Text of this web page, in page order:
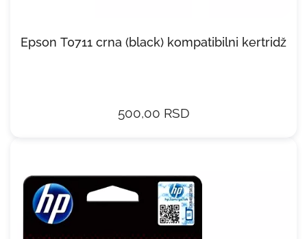
Epson T0711 crna (black) kompatibilni kertridž
500,00 RSD